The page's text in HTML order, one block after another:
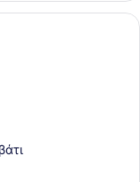
ξενοδοχείου με ένα